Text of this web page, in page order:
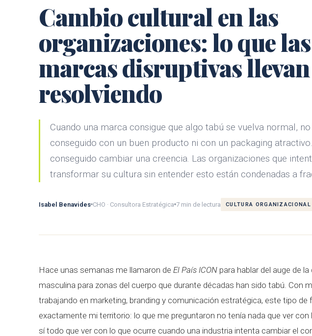
Cambio cultural en las
organizaciones: lo que las
marcas disruptivas
resolviendo
Cuando una marca consigue que algo tabú se vuelva normal,
conseguido con un buen producto ni con un packaging
conseguido cambiar una creencia. Las organizaciones que
transformar su cultura sin entender esto están condenadas a
Isabel Benavides CHO · Consultora Estratégica 7 min de lectura CULTURA ORGANIZACIONAL
Hace unas semanas me llamaron de El País ICON para hablar del auge de
masculina para zonas del cuerpo que durante décadas han sido tabú. Con
trabajando en marketing, branding y comunicación estratégica, este tipo
exactamente mi territorio: lo que me preguntaron no tenía nada que ver con
sí todo que ver con lo que ocurre cuando una industria intenta cambiar el